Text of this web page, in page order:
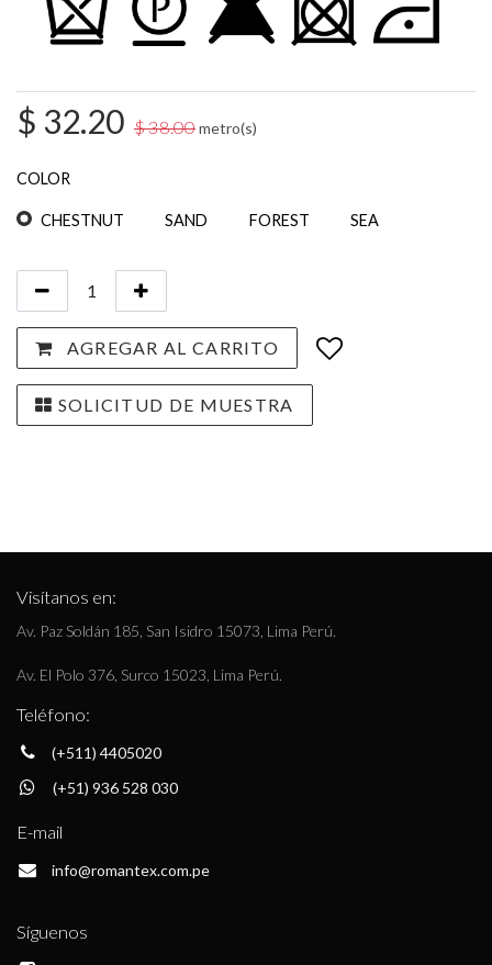
$ 32.20 $38.00metro(s)
COLOR
CHESTNUT SAND FOREST SEA
AGREGAR AL CARRITO
SOLICITUD DE MUESTRA
Visítanos en:
Av. Paz Soldán 185, San Isidro 15073, Lima Perú.
Av. El Polo 376, Surco 15023, Lima Perú.
Teléfono:
(+511) 4405020
(+51) 936 528 030
E-mail
info@romantex.com.pe
Síguenos